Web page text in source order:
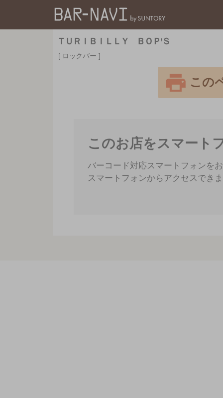
ＴＵＲＩＢＩＬＬＹ ＢＯＰ’Ｓ
ロックバー
この
このお店をスマート
バーコード対応スマートフォンを
スマートフォンからアクセスでき